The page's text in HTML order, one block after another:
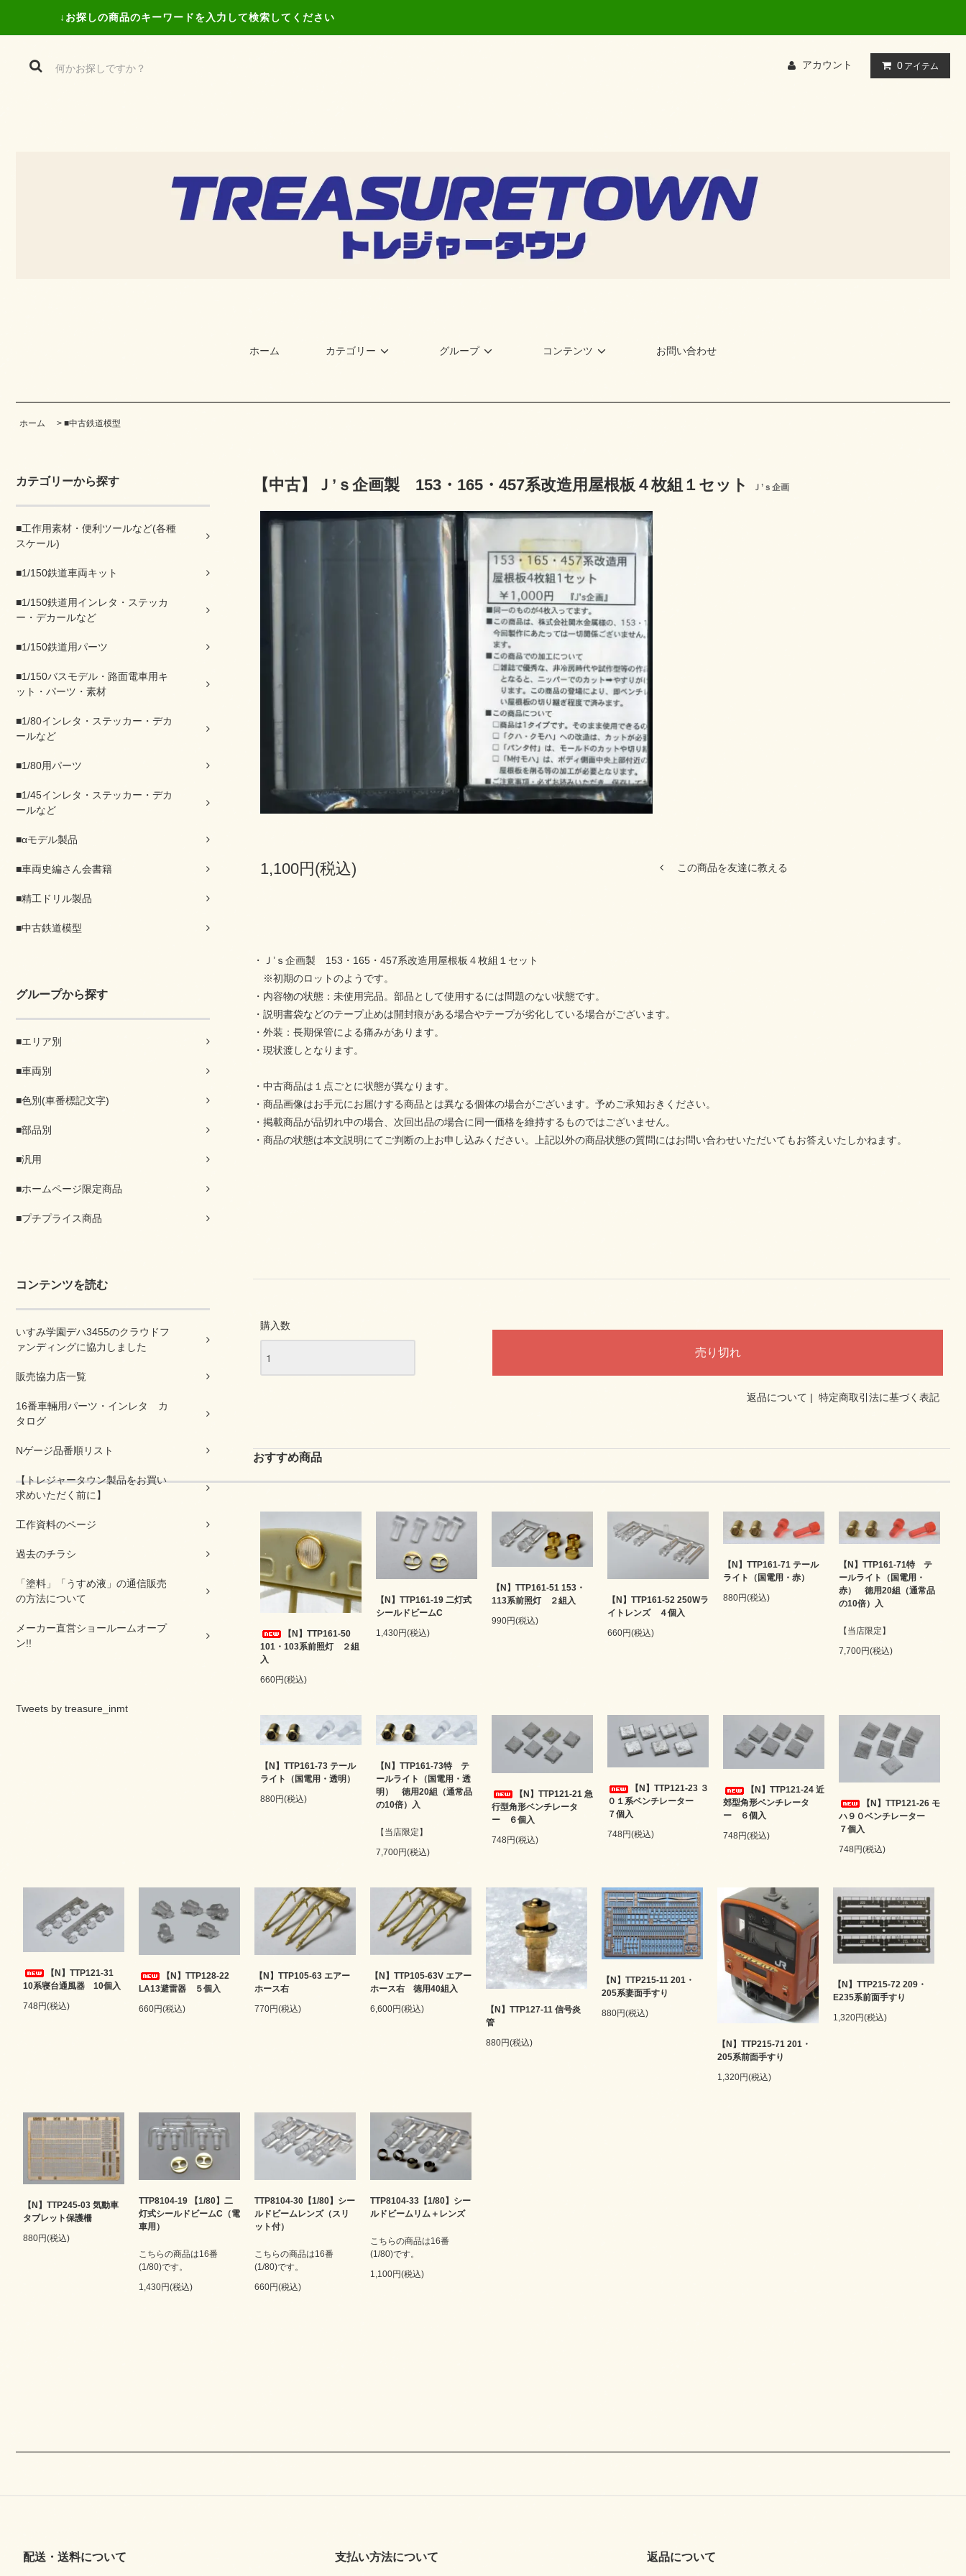
↓お探しの商品のキーワードを入力して検索してください
アカウント 0 アイテム
ホーム カテゴリー グループ コンテンツ お問い合わせ
ホーム > ■中古鉄道模型
カテゴリーから探す
■工作用素材・便利ツールなど(各種
スケール)
■1/150鉄道車両キット
■1/150鉄道用インレタ・ステッカ
ー・デカールなど
■1/150鉄道用パーツ
■1/150バスモデル・路面電車用キ
ット・パーツ・素材
■1/80インレタ・ステッカー・デカ
ールなど
■1/80用パーツ
■1/45インレタ・ステッカー・デカ
ールなど
■αモデル製品
■車両史編さん会書籍
■精工ドリル製品
■中古鉄道模型
グループから探す
■エリア別
■車両別
■色別(車番標記文字)
■部品別
■汎用
■ホームページ限定商品
■プチプライス商品
コンテンツを読む
いすみ学園デハ3455のクラウドフ
ァンディングに協力しました
販売協力店一覧
16番車輛用パーツ・インレタ カ
タログ
Nゲージ品番順リスト
【トレジャータウン製品をお買い
求めいただく前に】
工作資料のページ
過去のチラシ
「塗料」「うすめ液」の通信販売
の方法について
メーカー直営ショールームオープ
ン!!
Tweets by treasure_inmt
【中古】Ｊ’ｓ企画製 153・165・457系改造用屋根板４枚組１セット Ｊ’ｓ企画
1,100円(税込) この商品を友達に教える
・Ｊ’ｓ企画製 153・165・457系改造用屋根板４枚組１セット
※初期のロットのようです。
・内容物の状態：未使用完品。部品として使用するには問題のない状態です。
・説明書袋などのテープ止めは開封痕がある場合やテープが劣化している場合がございます。
・外装：長期保管による痛みがあります。
・現状渡しとなります。
・中古商品は１点ごとに状態が異なります。
・商品画像はお手元にお届けする商品とは異なる個体の場合がございます。予めご承知おきください。
・掲載商品が品切れ中の場合、次回出品の場合に同一価格を維持するものではございません。
・商品の状態は本文説明にてご判断の上お申し込みください。上記以外の商品状態の質問にはお問い合わせいただいてもお答えいたしかねます。
購入数
返品について | 特定商取引法に基づく表記
おすすめ商品
【N】TTP161-50
101・103系前照灯 ２組
入
660円(税込)
【N】TTP161-19 二灯式
シールドビームC
1,430円(税込)
【N】TTP161-51 153・
113系前照灯 ２組入
990円(税込)
【N】TTP161-52 250Wラ
イトレンズ ４個入
660円(税込)
【N】TTP161-71 テール
ライト（国電用・赤）
880円(税込)
【N】TTP161-71特 テ
ールライト（国電用・
赤） 徳用20組（通常品
の10倍）入
【当店限定】
7,700円(税込)
【N】TTP161-73 テール
ライト（国電用・透明）
880円(税込)
【N】TTP161-73特 テ
ールライト（国電用・透
明） 徳用20組（通常品
の10倍）入
【当店限定】
7,700円(税込)
【N】TTP121-21 急
行型角形ベンチレータ
ー ６個入
748円(税込)
【N】TTP121-23 ３
０１系ベンチレーター
７個入
748円(税込)
【N】TTP121-24 近
郊型角形ベンチレータ
ー ６個入
748円(税込)
【N】TTP121-26 モ
ハ９０ベンチレーター
７個入
748円(税込)
【N】TTP121-31
10系寝台通風器 10個入
748円(税込)
【N】TTP128-22
LA13避雷器 ５個入
660円(税込)
【N】TTP105-63 エアー
ホース右
770円(税込)
【N】TTP105-63V エアー
ホース右 徳用40組入
6,600円(税込)
【N】TTP127-11 信号炎
管
880円(税込)
【N】TTP215-11 201・
205系妻面手すり
880円(税込)
【N】TTP215-71 201・
205系前面手すり
1,320円(税込)
【N】TTP215-72 209・
E235系前面手すり
1,320円(税込)
【N】TTP245-03 気動車
タブレット保護柵
880円(税込)
TTP8104-19 【1/80】二
灯式シールドビームC（電
車用）
こちらの商品は16番
(1/80)です。
1,430円(税込)
TTP8104-30【1/80】シー
ルドビームレンズ（スリ
ット付）
こちらの商品は16番
(1/80)です。
660円(税込)
TTP8104-33【1/80】シー
ルドビームリム＋レンズ
こちらの商品は16番
(1/80)です。
1,100円(税込)
配送・送料について 支払い方法について 返品について